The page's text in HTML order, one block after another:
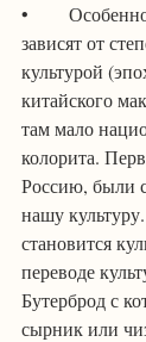
•	Особенности перевода во многом
зависят от
культурой
китайского
там мало
колорита.
Россию, были
нашу
становится
переводе
Бутерброд с
сырник или